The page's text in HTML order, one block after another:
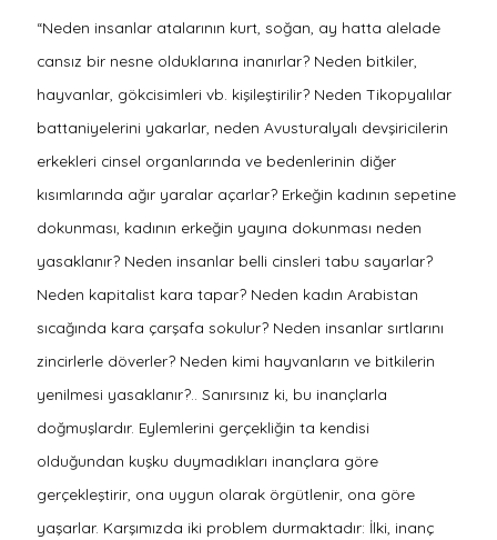
“Neden insanlar atalarının kurt, soğan, ay hatta alelade
cansız bir nesne olduklarına inanırlar? Neden bitkiler,
hayvanlar, gökcisimleri vb. kişileştirilir? Neden Tikopyalılar
battaniyelerini yakarlar, neden Avusturalyalı devşiricilerin
erkekleri cinsel organlarında ve bedenlerinin diğer
kısımlarında ağır yaralar açarlar? Erkeğin kadının sepetine
dokunması, kadının erkeğin yayına dokunması neden
yasaklanır? Neden insanlar belli cinsleri tabu sayarlar?
Neden kapitalist kara tapar? Neden kadın Arabistan
sıcağında kara çarşafa sokulur? Neden insanlar sırtlarını
zincirlerle döverler? Neden kimi hayvanların ve bitkilerin
yenilmesi yasaklanır?.. Sanırsınız ki, bu inançlarla
doğmuşlardır. Eylemlerini gerçekliğin ta kendisi
olduğundan kuşku duymadıkları inançlara göre
gerçekleştirir, ona uygun olarak örgütlenir, ona göre
yaşarlar. Karşımızda iki problem durmaktadır: İlki, inanç